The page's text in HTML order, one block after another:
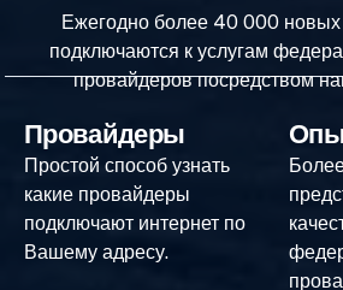
Ежегодно более 40 000 новых
подключаются к услугам
провайдеров посредством
Провайдеры
Простой способ узнать
какие провайдеры
подключают интернет по
Вашему адресу.